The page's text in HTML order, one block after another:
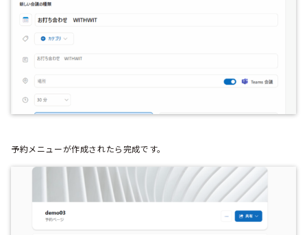
予約メニューが作成されたら完成です。